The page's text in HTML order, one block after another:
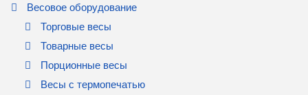
Весовое оборудование
Торговые весы
Товарные весы
Порционные весы
Весы с термопечатью